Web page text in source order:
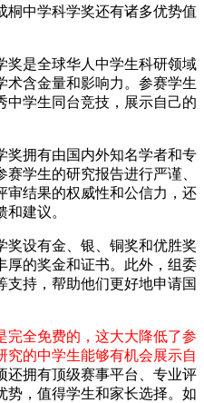
桐中学科学奖还有诸多优势值
奖是全球华人中学生科研领域
术含金量和影响力。参赛学生
中学生同台竞技，展示自己的
奖拥有由国内外知名学者和专
学生的研究报告进行严谨、
审结果的权威性和公信力，还
建议。
奖设有金、银、铜奖和优胜奖
厚的奖金和证书。此外，组委
支持，帮助他们更好地申请国
完全免费的，这大大降低了参
究的中学生能够有机会展示自
还拥有顶级赛事平台、专业评
势，值得学生和家长选择。如